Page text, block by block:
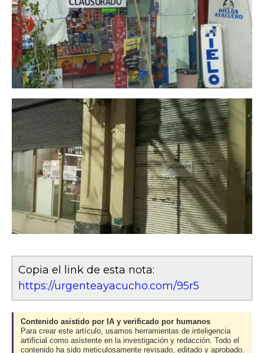
Copia el link de esta nota:
https://urgenteayacucho.com/95r5
Contenido asistido por IA y verificado por humanos
Para crear este artículo, usamos herramientas de inteligencia
artificial como asistente en la investigación y redacción. Todo el
contenido ha sido meticulosamente revisado, editado y aprobado.